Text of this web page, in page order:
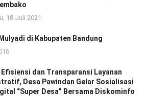
18 Juli 2021
di Kabupaten Bandung
dan Transparansi Layanan
Desa Pawindan Gelar Sosialisasi
“Super Desa” Bersama Diskominfo